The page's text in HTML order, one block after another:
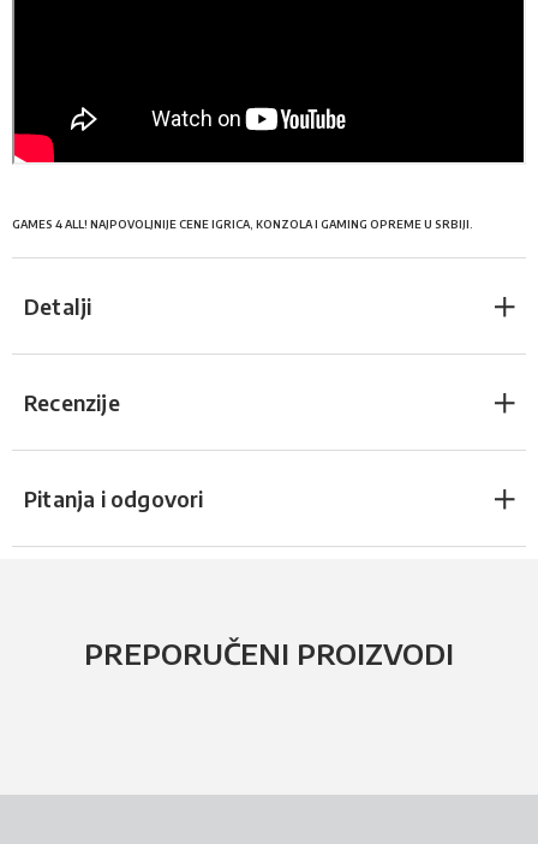
GAMES 4 ALL! NAJPOVOLJNIJE CENE IGRICA, KONZOLA I GAMING OPREME U SRBIJI.
Detalji
Recenzije
Pitanja i odgovori
PREPORUČENI PROIZVODI